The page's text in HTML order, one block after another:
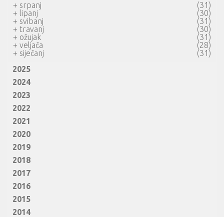
+ srpanj
(31)
+ lipanj
(30)
+ svibanj
(31)
+ travanj
(30)
+ ožujak
(31)
+ veljača
(28)
+ siječanj
(31)
2025
2024
2023
2022
2021
2020
2019
2018
2017
2016
2015
2014